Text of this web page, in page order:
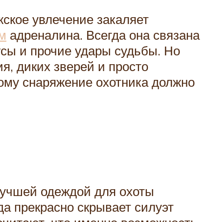
увлечение закаляет
адреналина. Всегда она связана
и прочие удары судьбы. Но
диких зверей и просто
снаряжение охотника должно
одеждой для охоты
прекрасно скрывает силуэт